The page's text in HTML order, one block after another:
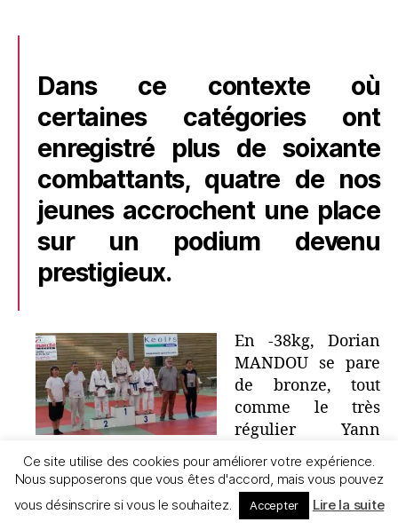
Dans ce contexte où
certaines catégories ont
enregistré plus de soixante
combattants, quatre de nos
jeunes accrochent une place
sur un podium devenu
prestigieux.
En -38kg, Dorian
MANDOU se pare
de bronze, tout
comme le très
régulier Yann
MARTIN, qui
obtient le même classement en -50kg après six
combats disputés. Avec un brin de réussite en
plus, Lenny PALMA parvient en finale des
Ce site utilise des cookies pour améliorer votre expérience.
Nous supposerons que vous êtes d'accord, mais vous pouvez
vous désinscrire si vous le souhaitez.
Accepter Lire la suite